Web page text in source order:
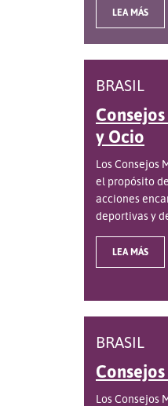
LEA MÁS
BRASIL
y Ocio
Los Consejos
el propósito
acciones
deportivas y
LEA MÁS
BRASIL
Los Consejos